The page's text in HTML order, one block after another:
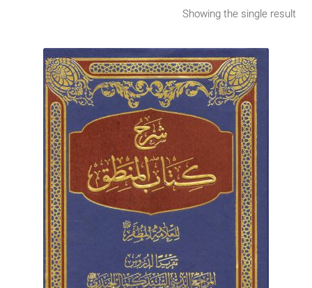
Shop
برگه نمونه
برگه نمونه
تماس با ما
ثبت شکایات
حساب کاربری من
Showing the single result